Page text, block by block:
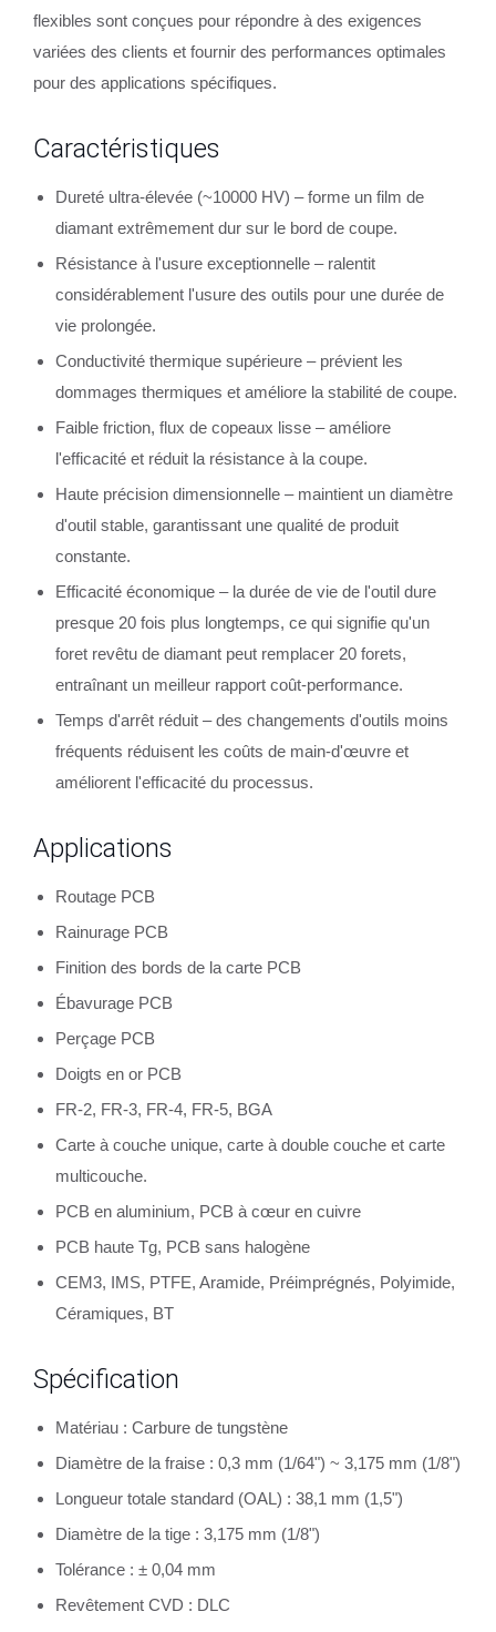
flexibles sont conçues pour répondre à des exigences
variées des clients et fournir des performances optimales
pour des applications spécifiques.
Caractéristiques
Dureté ultra-élevée (~10000 HV) – forme un film de
diamant extrêmement dur sur le bord de coupe.
Résistance à l'usure exceptionnelle – ralentit
considérablement l'usure des outils pour une durée de
vie prolongée.
Conductivité thermique supérieure – prévient les
dommages thermiques et améliore la stabilité de coupe.
Faible friction, flux de copeaux lisse – améliore
l'efficacité et réduit la résistance à la coupe.
Haute précision dimensionnelle – maintient un diamètre
d'outil stable, garantissant une qualité de produit
constante.
Efficacité économique – la durée de vie de l'outil dure
presque 20 fois plus longtemps, ce qui signifie qu'un
foret revêtu de diamant peut remplacer 20 forets,
entraînant un meilleur rapport coût-performance.
Temps d'arrêt réduit – des changements d'outils moins
fréquents réduisent les coûts de main-d'œuvre et
améliorent l'efficacité du processus.
Applications
Routage PCB
Rainurage PCB
Finition des bords de la carte PCB
Ébavurage PCB
Perçage PCB
Doigts en or PCB
FR-2, FR-3, FR-4, FR-5, BGA
Carte à couche unique, carte à double couche et carte
multicouche.
PCB en aluminium, PCB à cœur en cuivre
PCB haute Tg, PCB sans halogène
CEM3, IMS, PTFE, Aramide, Préimprégnés, Polyimide,
Céramiques, BT
Spécification
Matériau : Carbure de tungstène
Diamètre de la fraise : 0,3 mm (1/64") ~ 3,175 mm (1/8")
Longueur totale standard (OAL) : 38,1 mm (1,5")
Diamètre de la tige : 3,175 mm (1/8")
Tolérance : ± 0,04 mm
Revêtement CVD : DLC